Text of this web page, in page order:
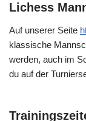
Lichess
Auf unserer Seite
klassische
werden, auch im
du auf der